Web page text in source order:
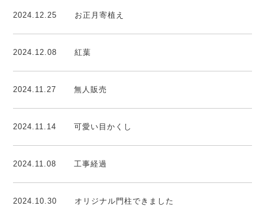
2024.12.25 お正月寄植え
2024.12.08 紅葉
2024.11.27 無人販売
2024.11.14 可愛い目かくし
2024.11.08 工事経過
2024.10.30 オリジナル門柱できました